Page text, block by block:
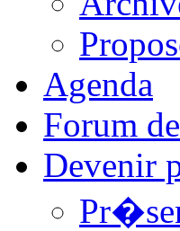
Agenda
Forum
Devenir